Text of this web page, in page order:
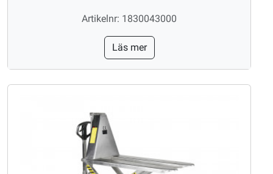
Artikelnr: 1830043000
Läs mer